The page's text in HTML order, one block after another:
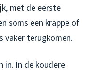
met de eerste
soms een krappe of
vaker terugkomen.
in. In de koudere